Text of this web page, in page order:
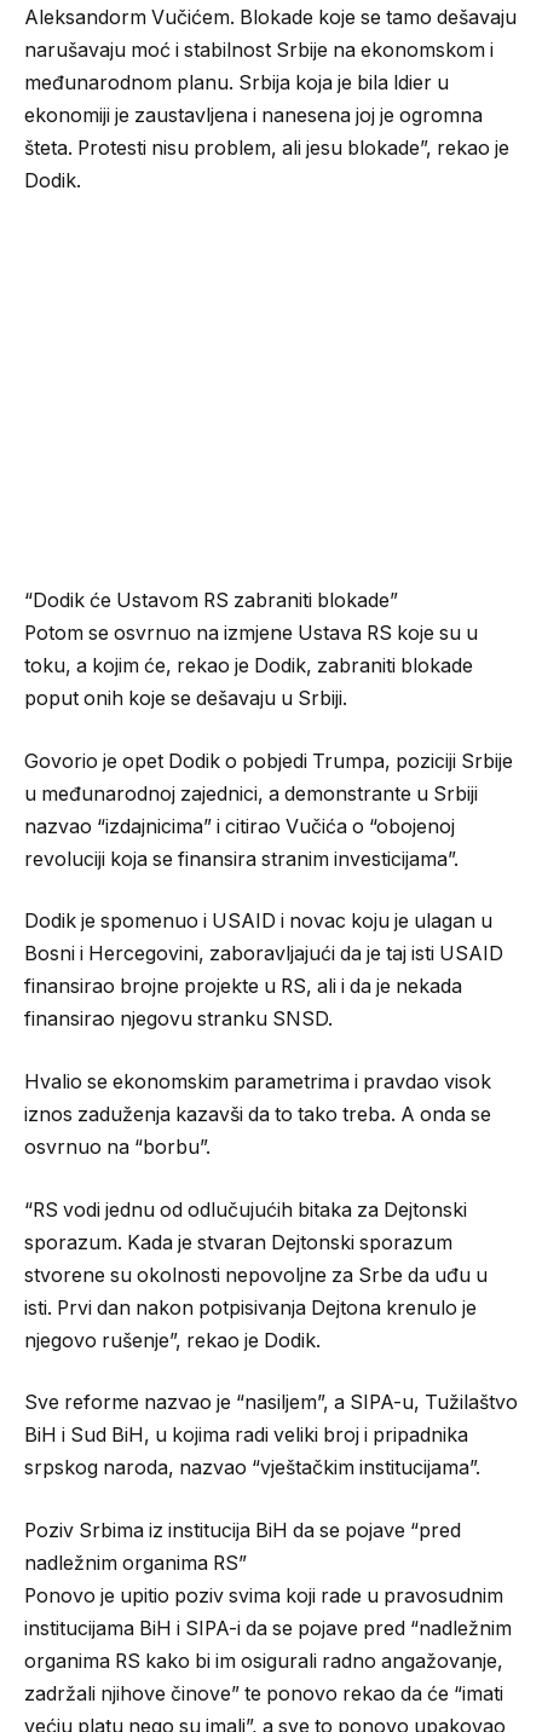
Aleksandorm Vučićem. Blokade koje se tamo dešavaju
narušavaju moć i stabilnost Srbije na ekonomskom i
međunarodnom planu. Srbija koja je bila ldier u
ekonomiji je zaustavljena i nanesena joj je ogromna
šteta. Protesti nisu problem, ali jesu blokade”, rekao je
Dodik.
“Dodik će Ustavom RS zabraniti blokade”
Potom se osvrnuo na izmjene Ustava RS koje su u
toku, a kojim će, rekao je Dodik, zabraniti blokade
poput onih koje se dešavaju u Srbiji.
Govorio je opet Dodik o pobjedi Trumpa, poziciji Srbije
u međunarodnoj zajednici, a demonstrante u Srbiji
nazvao “izdajnicima” i citirao Vučića o “obojenoj
revoluciji koja se finansira stranim investicijama”.
Dodik je spomenuo i USAID i novac koju je ulagan u
Bosni i Hercegovini, zaboravljajući da je taj isti USAID
finansirao brojne projekte u RS, ali i da je nekada
finansirao njegovu stranku SNSD.
Hvalio se ekonomskim parametrima i pravdao visok
iznos zaduženja kazavši da to tako treba. A onda se
osvrnuo na “borbu”.
“RS vodi jednu od odlučujućih bitaka za Dejtonski
sporazum. Kada je stvaran Dejtonski sporazum
stvorene su okolnosti nepovoljne za Srbe da uđu u
isti. Prvi dan nakon potpisivanja Dejtona krenulo je
njegovo rušenje”, rekao je Dodik.
Sve reforme nazvao je “nasiljem”, a SIPA-u, Tužilaštvo
BiH i Sud BiH, u kojima radi veliki broj i pripadnika
srpskog naroda, nazvao “vještačkim institucijama”.
Poziv Srbima iz institucija BiH da se pojave “pred
nadležnim organima RS”
Ponovo je upitio poziv svima koji rade u pravosudnim
institucijama BiH i SIPA-i da se pojave pred “nadležnim
organima RS kako bi im osigurali radno angažovanje,
zadržali njihove činove” te ponovo rekao da će “imati
većiu platu nego su imali”, a sve to ponovo upakovao